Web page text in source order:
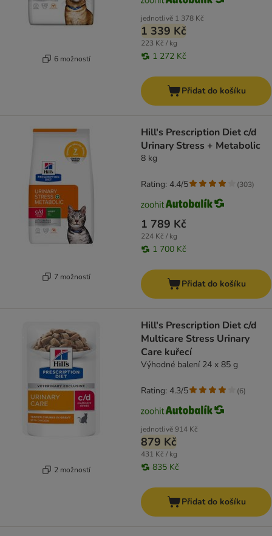
6 možností
jednotlivě 1 378 Kč
1 339 Kč
223 Kč / kg
1 272 Kč
Přidat do košíku
7 možností
Hill's Prescription Diet c/d
Urinary Stress + Metabolic
8 kg
1 789 Kč
224 Kč / kg
1 700 Kč
Rating: 4.4/5 (303)
Přidat do košíku
2 možností
Hill's Prescription Diet c/d
Multicare Stress Urinary
Care kuřecí
Výhodné balení 24 x 85 g
jednotlivě914 Kč
879 Kč
431 Kč / kg
835 Kč
Rating: 4.3/5 (6)
Přidat do košíku